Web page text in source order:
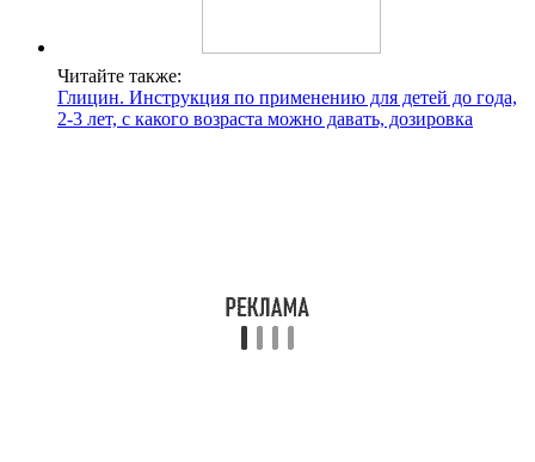
Читайте также:
Глицин. Инструкция по применению для детей до года,
2-3 лет, с какого возраста можно давать, дозировка